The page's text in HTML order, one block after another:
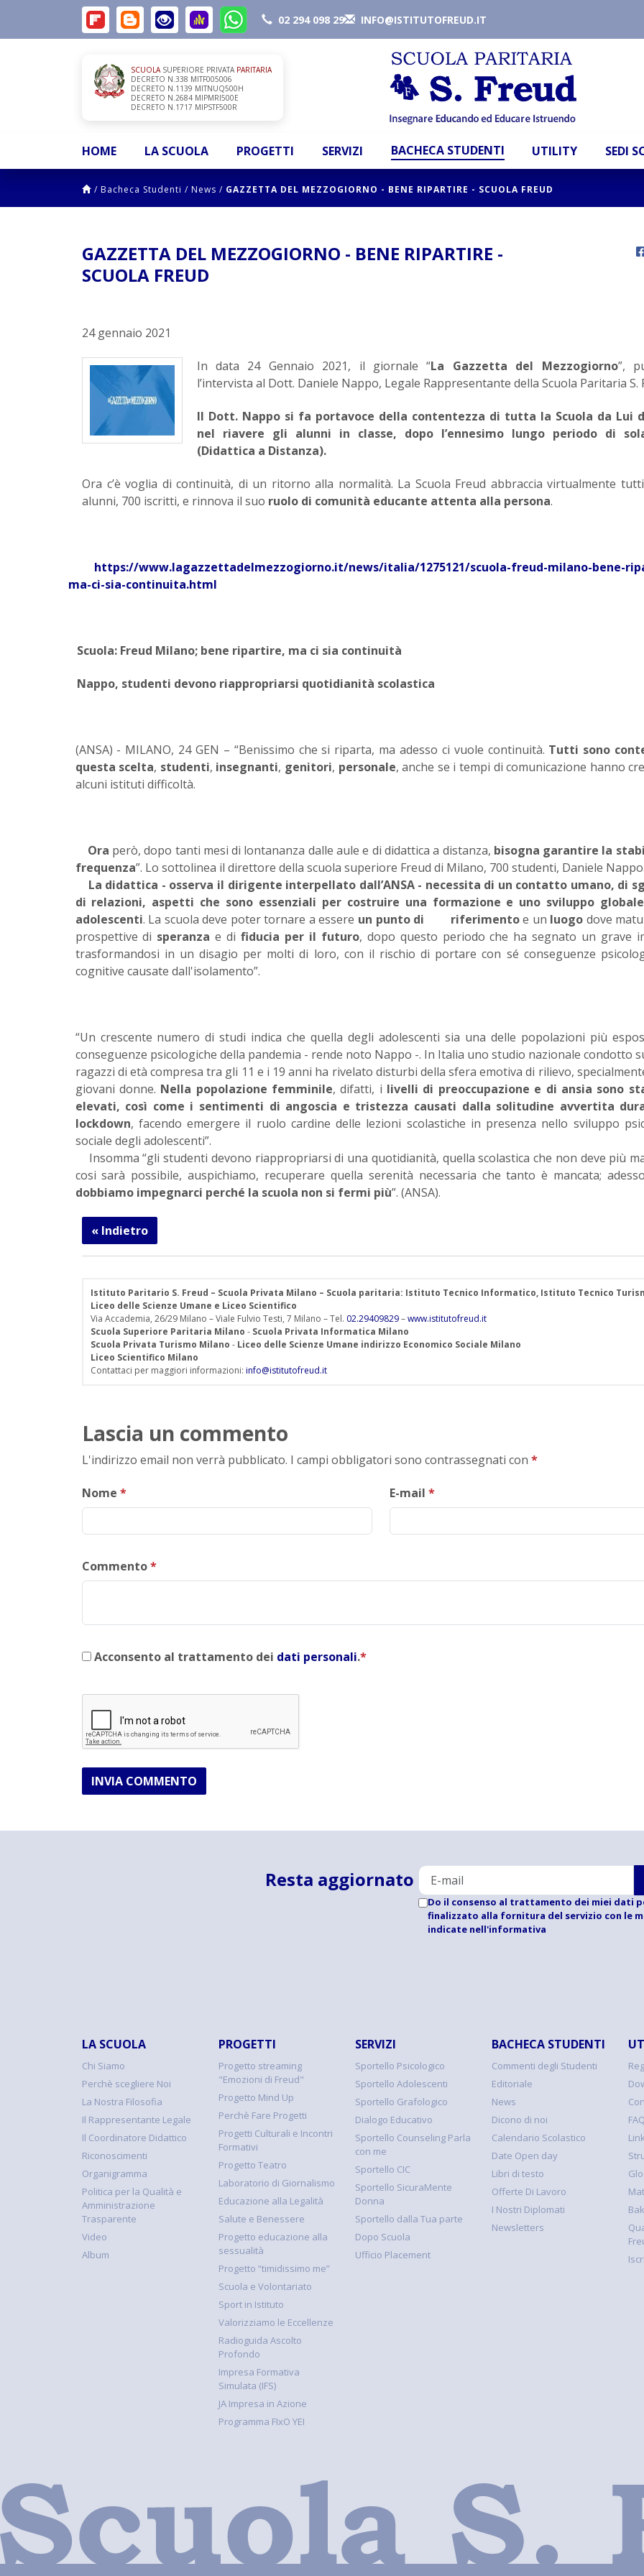
02 294 098 29 INFO@ISTITUTOFREUD.IT
SCUOLASUPERIORE PRIVATA PARITARIA
DECRETO N.338 MITF005006
DECRETO N.1139 MITNUQ500H
DECRETO N.2684 MIPMRI500E
DECRETO N.1717 MIPSTF500R
HOME LA SCUOLA PROGETTI SERVIZI BACHECA STUDENTI UTILITY SEDI
/ Bacheca Studenti / News / GAZZETTA DEL MEZZOGIORNO - BENE RIPARTIRE - SCUOLA FREUD
GAZZETTA DEL MEZZOGIORNO - BENE RIPARTIRE -
SCUOLA FREUD
24 gennaio 2021
In data 24 Gennaio 2021, il giornale “La Gazzetta del Mezzogiorno”,
l’intervista al Dott. Daniele Nappo, Legale Rappresentante della Scuola Paritaria S.
Il Dott. Nappo si fa portavoce della contentezza di tutta la Scuola da Lui
nel riavere gli alunni in classe, dopo l’ennesimo lungo periodo di
(Didattica a Distanza).
Ora c’è voglia di continuità, di un ritorno alla normalità. La Scuola Freud abbraccia virtualmente
alunni, 700 iscritti, e rinnova il suo ruolo di comunità educante attenta alla persona.
https://www.lagazzettadelmezzogiorno.it/news/italia/1275121/scuola-freud-milano-bene-
ma-ci-sia-continuita.html
Scuola: Freud Milano; bene ripartire, ma ci sia continuità
Nappo, studenti devono riappropriarsi quotidianità scolastica
(ANSA) - MILANO, 24 GEN – “Benissimo che si riparta, ma adesso ci vuole continuità. Tutti sono
questa scelta, studenti, insegnanti, genitori, personale, anche se i tempi di comunicazione hanno
alcuni istituti difficoltà.
Ora però, dopo tanti mesi di lontananza dalle aule e di didattica a distanza, bisogna garantire la
frequenza”. Lo sottolinea il direttore della scuola superiore Freud di Milano, 700 studenti, Daniele
La didattica - osserva il dirigente interpellato dall’ANSA - necessita di un contatto umano, di
di relazioni, aspetti che sono essenziali per costruire una formazione e uno sviluppo
adolescenti. La scuola deve poter tornare a essere un punto di riferimentoe un luogo dove
prospettive di speranzae di fiducia per il futuro, dopo questo periodo che ha segnato un grave
trasformandosi in un disagio per molti di loro, con il rischio di portare con sé conseguenze
cognitive causate dall'isolamento”.
“Un crescente numero di studi indica che quella degli adolescenti sia una delle popolazioni più
conseguenze psicologiche della pandemia - rende noto Nappo -. In Italia uno studio nazionale condotto
ragazzi di età compresa tra gli 11 e i 19 anni ha rivelato disturbi della sfera emotiva di rilievo,
giovani donne. Nella popolazione femminile, difatti, i livelli di preoccupazione e di ansia sono
elevati, così come i sentimenti di angoscia e tristezza causati dalla solitudine avvertita
lockdown, facendo emergere il ruolo cardine delle lezioni scolastiche in presenza nello sviluppo
sociale degli adolescenti”.
Insomma “gli studenti devono riappropriarsi di una quotidianità, quella scolastica che non deve più
cosi sarà possibile, auspichiamo, recuperare quella serenità necessaria che tanto è mancata;
dobbiamo impegnarci perché la scuola non si fermi più”. (ANSA).
« Indietro
Istituto Paritario S. Freud – Scuola Privata Milano – Scuola paritaria: Istituto Tecnico Informatico, Istituto Tecnico
Liceo delle Scienze Umane e Liceo Scientifico
Via Accademia, 26/29 Milano – Viale Fulvio Testi, 7 Milano – Tel. 02.29409829–www.istitutofreud.it
Scuola Superiore Paritaria Milano - Scuola Privata Informatica Milano
Scuola Privata Turismo Milano - Liceo delle Scienze Umane indirizzo Economico Sociale Milano
Liceo Scientifico Milano
Contattaci per maggiori informazioni: info@istitutofreud.it
Lascia un commento
L'indirizzo email non verrà pubblicato. I campi obbligatori sono contrassegnati con *
Nome * E-mail *
Commento*
Acconsento al trattamento dei dati personali.*
INVIA COMMENTO
Resta aggiornato
Do il consenso al trattamento dei miei dati
finalizzato alla fornitura del servizio con le
indicate nell'informativa
LA SCUOLA
Chi Siamo
Perchè scegliere Noi
La Nostra Filosofia
Il Rappresentante Legale
Il Coordinatore Didattico
Riconoscimenti
Organigramma
Politica per la Qualità e
Amministrazione
Trasparente
Video
Album
PROGETTI
Progetto streaming
"Emozioni di Freud"
Progetto Mind Up
Perchè Fare Progetti
Progetti Culturali e Incontri
Formativi
Progetto Teatro
Laboratorio di Giornalismo
Educazione alla Legalità
Salute e Benessere
Progetto educazione alla
sessualità
Progetto “timidissimo me”
Scuola e Volontariato
Sport in Istituto
Valorizziamo le Eccellenze
Radioguida Ascolto
Profondo
Impresa Formativa
Simulata (IFS)
JA Impresa in Azione
Programma FIxO YEI
SERVIZI
Sportello Psicologico
Sportello Adolescenti
Sportello Grafologico
Dialogo Educativo
Sportello Counseling Parla
con me
Sportello CIC
Sportello SicuraMente
Donna
Sportello dalla Tua parte
Dopo Scuola
Ufficio Placement
BACHECA STUDENTI
Commenti degli Studenti
Editoriale
News
Dicono di noi
Calendario Scolastico
Date Open day
Libri di testo
Offerte Di Lavoro
I Nostri Diplomati
Newsletters